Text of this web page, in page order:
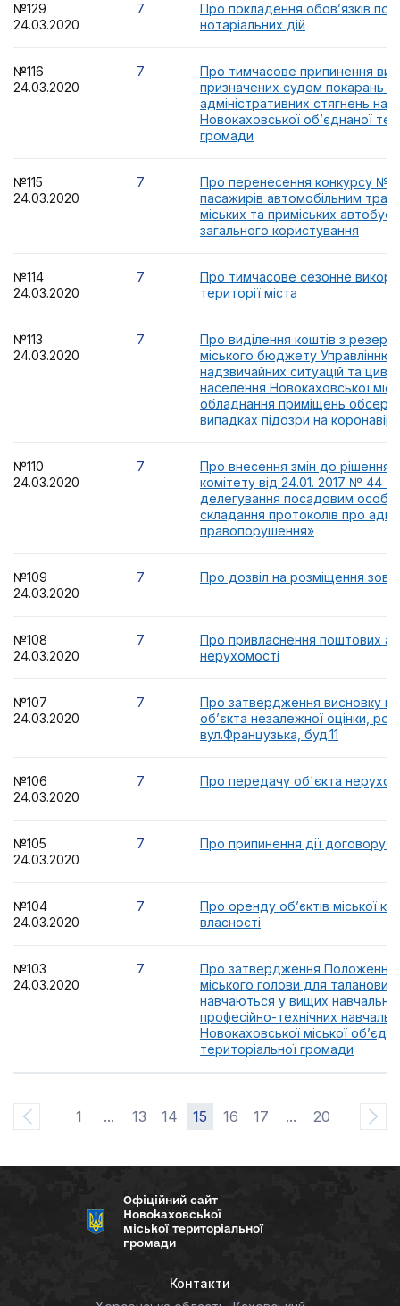
№129
24.03.2020
7
Про покладення обов’язків по
нотаріальних дій
№116
24.03.2020
7
Про тимчасове припинення
призначених судом покарань
адміністративних стягнень на
Новокаховської об’єднаної
громади
№115
24.03.2020
7
Про перенесення конкурсу
пасажирів автомобільним
міських та приміських
загального користування
№114
24.03.2020
7
Про тимчасове сезонне
території міста
№113
24.03.2020
7
Про виділення коштів з
міського бюджету Управлінню
надзвичайних ситуацій та
населення Новокаховської
обладнання приміщень
випадках підозри на
№110
24.03.2020
7
Про внесення змін до рішення
комітету від 24.01. 2017 № 44
делегування посадовим
складання протоколів про
правопорушення»
№109
24.03.2020
7 Про дозвіл на розміщення
№108
24.03.2020
7
Про привласнення поштових
нерухомості
№107
24.03.2020
7
Про затвердження висновку
об’єкта незалежної оцінки,
вул.Французька, буд.11
№106
24.03.2020
7 Про передачу об'єкта
№105
24.03.2020
7 Про припинення дії договору
№104
24.03.2020
7
Про оренду об’єктів міської
власності
№103
24.03.2020
7
Про затвердження Положення
міського голови для
навчаються у вищих
професійно-технічних
Новокаховської міської
територіальної громади
1 ... 13 14 15 16 17 ... 20
Офіційний сайт
Новокаховської
міської територіальної
громади
Контакти